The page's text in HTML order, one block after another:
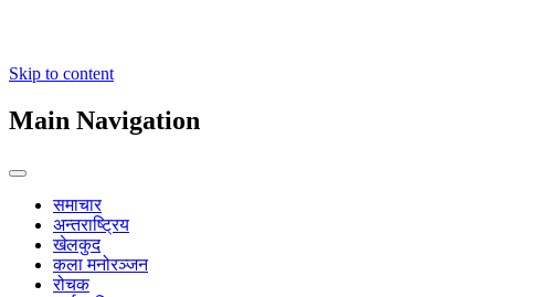
Skip to content
Main Navigation
समाचार
अन्तराष्ट्रिय
खेलकुद
कला मनोरञ्जन
रोचक